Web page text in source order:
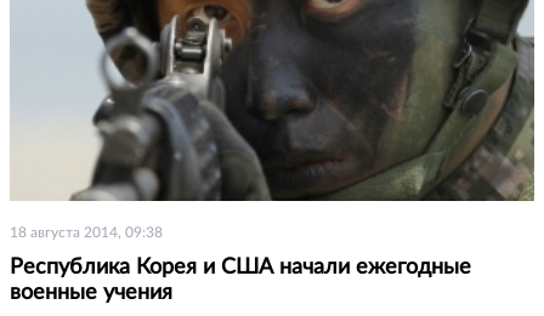
18 августа 2014, 09:38
Республика Корея и США начали ежегодные
военные учения